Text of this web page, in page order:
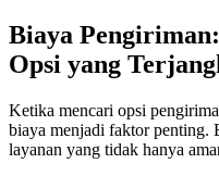
Biaya
Opsi yang
Ketika mencari opsi
biaya menjadi faktor penting.
layanan yang tidak hanya